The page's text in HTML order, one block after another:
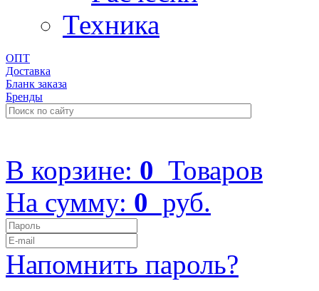
Техника
ОПТ
Доставка
Бланк заказа
Бренды
В корзине: 0 Товаров
На сумму: 0 руб.
Напомнить пароль?